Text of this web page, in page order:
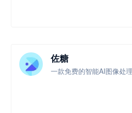
佐糖
一款免费的智能AI图像处